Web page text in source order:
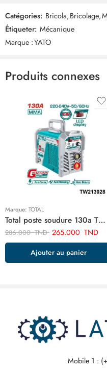
Commentaires
Il n'y a pas encore de critiques.
Catégories: Bricola,Bricolage,
Étiqueter: Mécanique
Marque :YATO
Produits connexes
Marque: TOTAL
Total poste soudure 130a TW213028
286.000TND 265.000 TND
Ajouter au panier
Mobile 1 :